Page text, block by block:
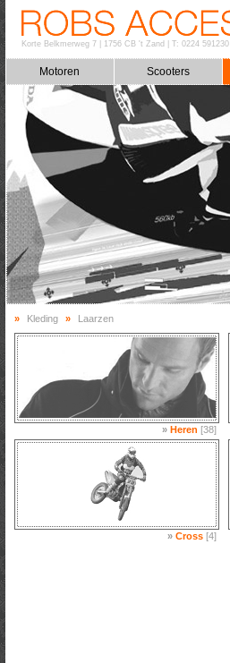
Korte Belkmerweg 7| 1756 CB 't Zand T: 0224 591230
Motoren Scooters
» Kleding » Laarzen
»Heren [38]
»Cross[4]